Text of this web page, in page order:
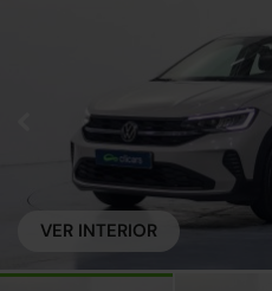
VER INTERIOR